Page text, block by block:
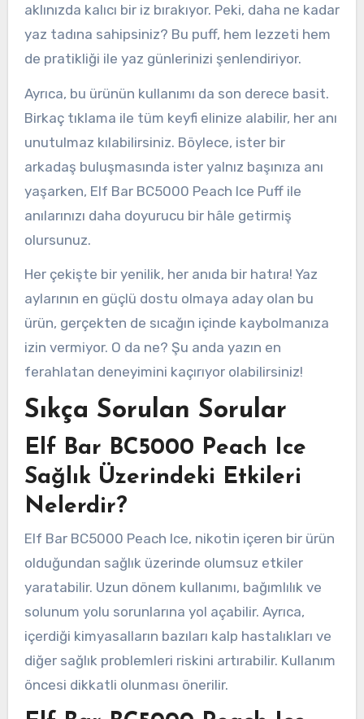
aklınızda kalıcı bir iz bırakıyor. Peki, daha ne kadar
yaz tadına sahipsiniz? Bu puff, hem lezzeti hem
de pratikliği ile yaz günlerinizi şenlendiriyor.
Ayrıca, bu ürünün kullanımı da son derece basit.
Birkaç tıklama ile tüm keyfi elinize alabilir, her anı
unutulmaz kılabilirsiniz. Böylece, ister bir
arkadaş buluşmasında ister yalnız başınıza anı
yaşarken, Elf Bar BC5000 Peach Ice Puff ile
anılarınızı daha doyurucu bir hâle getirmiş
olursunuz.
Her çekişte bir yenilik, her anıda bir hatıra! Yaz
aylarının en güçlü dostu olmaya aday olan bu
ürün, gerçekten de sıcağın içinde kaybolmanıza
izin vermiyor. O da ne? Şu anda yazın en
ferahlatan deneyimini kaçırıyor olabilirsiniz!
Sıkça Sorulan Sorular
Elf Bar BC5000 Peach Ice
Sağlık Üzerindeki Etkileri
Nelerdir?
Elf Bar BC5000 Peach Ice, nikotin içeren bir ürün
olduğundan sağlık üzerinde olumsuz etkiler
yaratabilir. Uzun dönem kullanımı, bağımlılık ve
solunum yolu sorunlarına yol açabilir. Ayrıca,
içerdiği kimyasalların bazıları kalp hastalıkları ve
diğer sağlık problemleri riskini artırabilir. Kullanım
öncesi dikkatli olunması önerilir.